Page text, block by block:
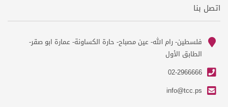
اتصل بنا
فلسطين- رام الله- عين مصباح- حارة الكساونة- عمارة ابو صقر-
الطابق الأول
02-2966666
info@tcc.ps